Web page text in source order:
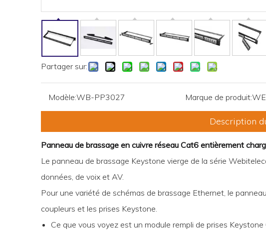
Partager sur:
Modèle:WB-PP3027 Marque de produit:
Description
Panneau de brassage en cuivre réseau Cat6 entièrement
Le panneau de brassage Keystone vierge de la série
données, de voix et AV.
Pour une variété de schémas de brassage Ethernet, le
coupleurs et les prises Keystone.
Ce que vous voyez est un module rempli de prises Keystone